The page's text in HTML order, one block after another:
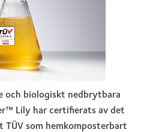
och biologiskt nedbrytbara
Lily har certifierats av det
som hemkomposterbart